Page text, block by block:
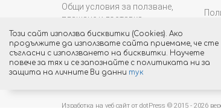
Този сайт използва бисквитки (Cookies). Ако
продължите да използвате сайта приемаме, че сте
съгласни с използването на бисквитки. Научете
повече за тях и се запознайте с политиката ни за
защита на личните Ви данни тук
Общи условия за ползване,
плащане и доставка
Изработка на уеб сайт от dotPress © 2015 - 2026